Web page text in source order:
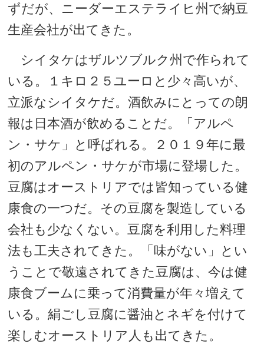
ずだが、ニーダーエステライヒ州で納豆
生産会社が出てきた。
シイタケはザルツブルク州で作られて
いる。１キロ２５ユーロと少々高いが、
立派なシイタケだ。酒飲みにとっての朗
報は日本酒が飲めることだ。「アルペ
ン・サケ」と呼ばれる。２０１９年に最
初のアルペン・サケが市場に登場した。
豆腐はオーストリアでは皆知っている健
康食の一つだ。その豆腐を製造している
会社も少なくない。豆腐を利用した料理
法も工夫されてきた。「味がない」とい
うことで敬遠されてきた豆腐は、今は健
康食ブームに乗って消費量が年々増えて
いる。絹ごし豆腐に醤油とネギを付けて
楽しむオーストリア人も出てきた。